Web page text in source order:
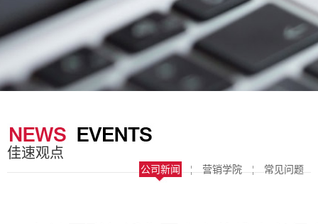
服
案
站
圈
子
关
佳速观点
公司新闻 ¦ 营销学院 ¦ 常见问题